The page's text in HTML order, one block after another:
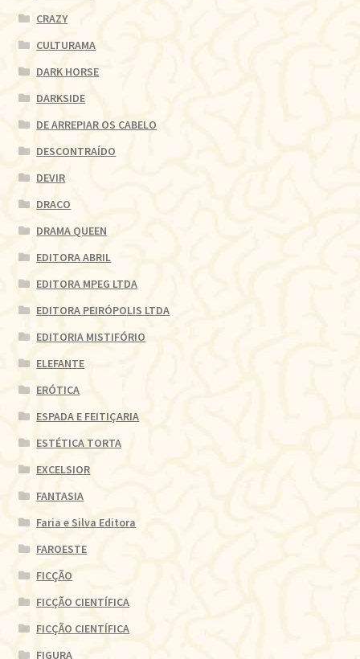
CRAZY
CULTURAMA
DARK HORSE
DARKSIDE
DE ARREPIAR OS CABELO
DESCONTRAÍDO
DEVIR
DRACO
DRAMA QUEEN
EDITORA ABRIL
EDITORA MPEG LTDA
EDITORA PEIRÓPOLIS LTDA
EDITORIA MISTIFÓRIO
ELEFANTE
ERÓTICA
ESPADA E FEITIÇARIA
ESTÉTICA TORTA
EXCELSIOR
FANTASIA
Faria e Silva Editora
FAROESTE
FICÇÃO
FICÇÃO CIENTÍFICA
FICÇÃO CIENTÍFICA
FIGURA